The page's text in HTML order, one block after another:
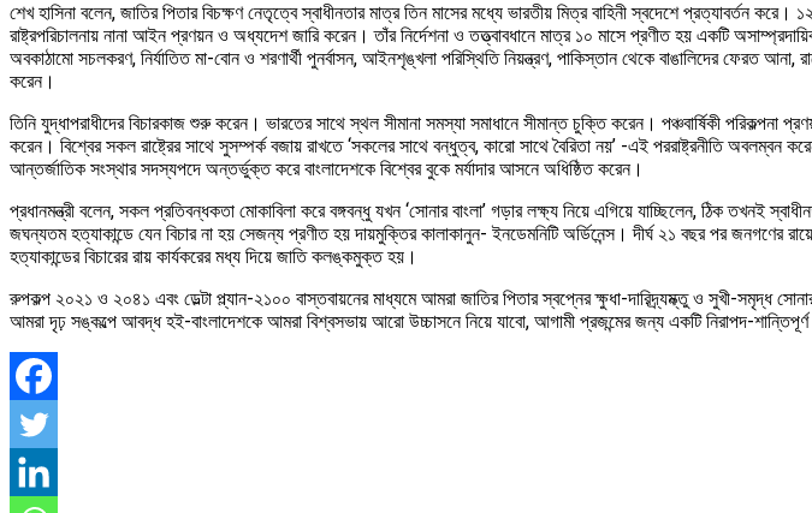
শেখ হাসিনা বলেন, জাতির পিতার বিচক্ষণ নেতৃত্বে স্বাধীনতার মাত্র তিন মাসের মধ্যে ভারতীয় মিত্র বাহিনী স্বদেশে প্রত্যাবর্তন
রাষ্ট্রপরিচালনায় নানা আইন প্রণয়ন ও অধ্যদেশ জারি করেন। তাঁর নির্দেশনা ও তত্ত্বাবধানে মাত্র ১০ মাসে প্রণীত হয় একটি
অবকাঠামো সচলকরণ, নির্যাতিত মা-বোন ও শরণার্থী পুনর্বাসন, আইনশৃঙ্খলা পরিস্থিতি নিয়ন্ত্রণ, পাকিস্তান থেকে বাঙালিদের ফেরত আনা,
করেন।
তিনি যুদ্ধাপরাধীদের বিচারকাজ শুরু করেন। ভারতের সাথে স্থল সীমানা সমস্যা সমাধানে সীমান্ত চুক্তি করেন। পঞ্চবার্ষিকী
করেন। বিশ্বের সকল রাষ্ট্রের সাথে সুসম্পর্ক বজায় রাখতে ‘সকলের সাথে বন্ধুত্ব, কারো সাথে বৈরিতা নয়’ -এই পররাষ্ট্রনীতি
আন্তর্জাতিক সংস্থার সদস্যপদে অন্তর্ভুক্ত করে বাংলাদেশকে বিশ্বের বুকে মর্যাদার আসনে অধিষ্ঠিত করেন।
প্রধানমন্ত্রী বলেন, সকল প্রতিবন্ধকতা মোকাবিলা করে বঙ্গবন্ধু যখন ‘সোনার বাংলা’ গড়ার লক্ষ্য নিয়ে এগিয়ে যাচ্ছিলেন, ঠিক তখনই
জঘন্যতম হত্যাকান্ডে যেন বিচার না হয় সেজন্য প্রণীত হয় দায়মুক্তির কালাকানুন- ইনডেমনিটি অর্ডিনেন্স। দীর্ঘ ২১ বছর পর জনগণের
হত্যাকান্ডের বিচারের রায় কার্যকরের মধ্য দিয়ে জাতি কলঙ্কমুক্ত হয়।
রুপকল্প ২০২১ ও ২০৪১ এবং ডেল্টা প্ল্যান-২১০০ বাস্তবায়নের মাধ্যমে আমরা জাতির পিতার স্বপ্নের ক্ষুধা-দারিদ্র্যম্ক্তু ও সুখী-সমৃদ্ধ
আমরা দৃঢ় সঙ্কল্পে আবদ্ধ হই-বাংলাদেশকে আমরা বিশ্বসভায় আরো উচ্চাসনে নিয়ে যাবো, আগামী প্রজন্মের জন্য একটি নিরাপদ-